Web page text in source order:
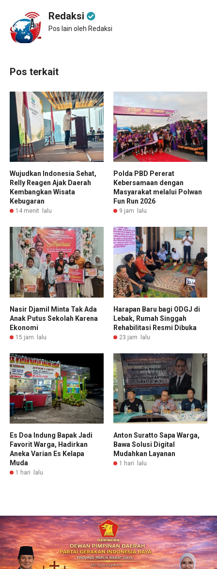
Redaksi
Pos lain oleh Redaksi
Pos terkait
Wujudkan Indonesia Sehat,
Relly Reagen Ajak Daerah
Kembangkan Wisata
Kebugaran
14 menit lalu
Polda PBD Pererat
Kebersamaan dengan
Masyarakat melalui Polwan
Fun Run 2026
9 jam lalu
Nasir Djamil Minta Tak Ada
Anak Putus Sekolah Karena
Ekonomi
15 jam lalu
Harapan Baru bagi ODGJ di
Lebak, Rumah Singgah
Rehabilitasi Resmi Dibuka
23 jam lalu
Es Doa Indung Bapak Jadi
Favorit Warga, Hadirkan
Aneka Varian Es Kelapa
Muda
1 hari lalu
Anton Suratto Sapa Warga,
Bawa Solusi Digital
Mudahkan Layanan
1 hari lalu